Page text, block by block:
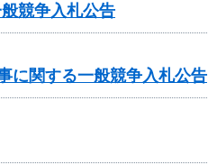
競争入札公告
に関する一般競争入札公告